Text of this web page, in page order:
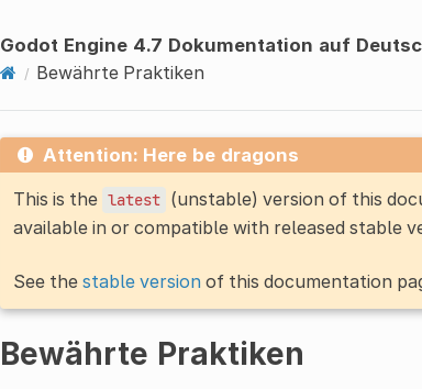
Godot Engine 4.7 Dokumentation auf
Bewährte Praktiken
Attention: Here be dragons
This is the latest (unstable) version of this
available in or compatible with released stable
See the stable versionof this documentation
Bewährte Praktiken